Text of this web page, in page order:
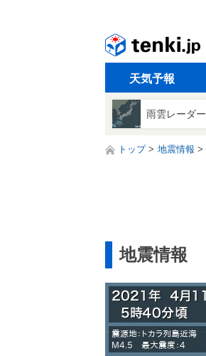
天気予報
雨雲レーダー
トップ 地震情報
地震情報